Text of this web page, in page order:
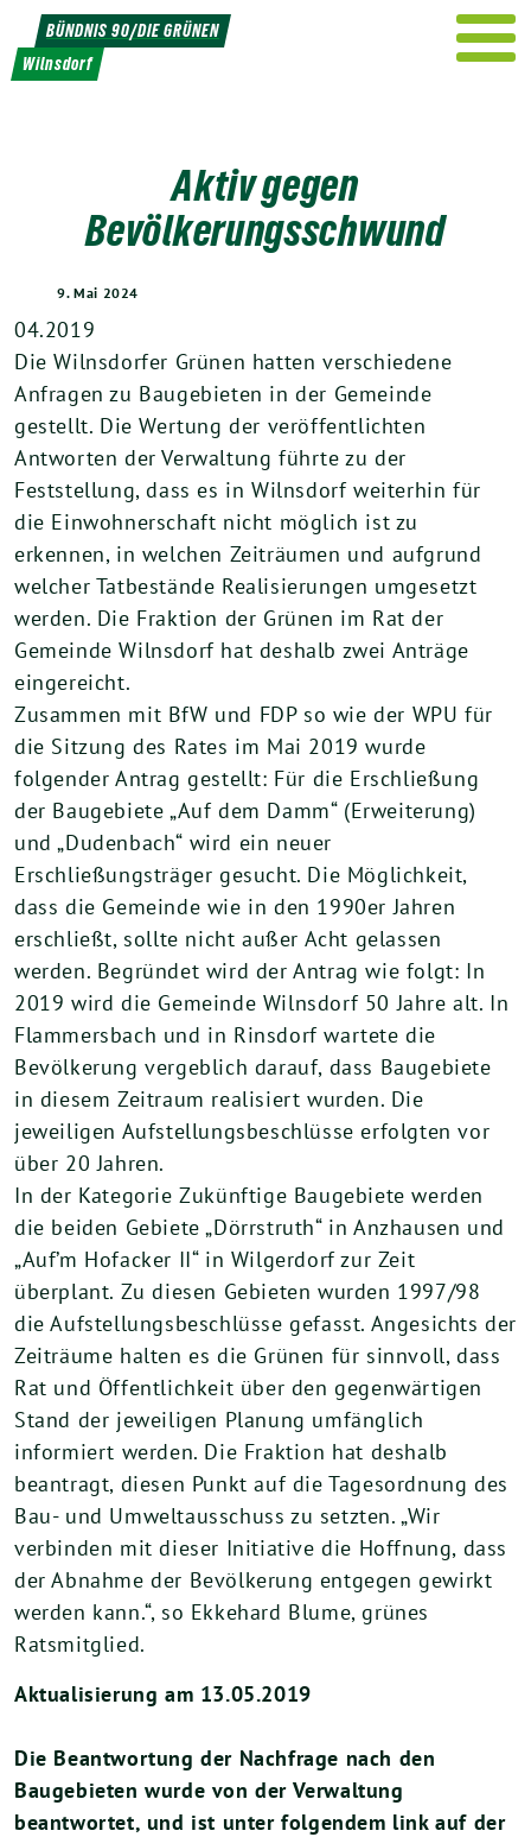
Weiter
zum
Inhalt
BÜNDNIS 90/DIE GRÜNEN
Wilnsdorf
Aktiv gegen
Bevölkerungsschwund
9. Mai 2024
04.2019
Die Wilnsdorfer Grünen hatten verschiedene
Anfragen zu Baugebieten in der Gemeinde
gestellt. Die Wertung der veröffentlichten
Antworten der Verwaltung führte zu der
Feststellung, dass es in Wilnsdorf weiterhin für
die Einwohnerschaft nicht möglich ist zu
erkennen, in welchen Zeiträumen und aufgrund
welcher Tatbestände Realisierungen umgesetzt
werden. Die Fraktion der Grünen im Rat der
Gemeinde Wilnsdorf hat deshalb zwei Anträge
eingereicht.
Zusammen mit BfW und FDP so wie der WPU für
die Sitzung des Rates im Mai 2019 wurde
folgender Antrag gestellt: Für die Erschließung
der Baugebiete „Auf dem Damm“ (Erweiterung)
und „Dudenbach“ wird ein neuer
Erschließungsträger gesucht. Die Möglichkeit,
dass die Gemeinde wie in den 1990er Jahren
erschließt, sollte nicht außer Acht gelassen
werden. Begründet wird der Antrag wie folgt: In
2019 wird die Gemeinde Wilnsdorf 50 Jahre alt. In
Flammersbach und in Rinsdorf wartete die
Bevölkerung vergeblich darauf, dass Baugebiete
in diesem Zeitraum realisiert wurden. Die
jeweiligen Aufstellungsbeschlüsse erfolgten vor
über 20 Jahren.
In der Kategorie Zukünftige Baugebiete werden
die beiden Gebiete „Dörrstruth“ in Anzhausen und
„Auf’m Hofacker II“ in Wilgerdorf zur Zeit
überplant. Zu diesen Gebieten wurden 1997/98
die Aufstellungsbeschlüsse gefasst. Angesichts der
Zeiträume halten es die Grünen für sinnvoll, dass
Rat und Öffentlichkeit über den gegenwärtigen
Stand der jeweiligen Planung umfänglich
informiert werden. Die Fraktion hat deshalb
beantragt, diesen Punkt auf die Tagesordnung des
Bau- und Umweltausschuss zu setzten. „Wir
verbinden mit dieser Initiative die Hoffnung, dass
der Abnahme der Bevölkerung entgegen gewirkt
werden kann.“, so Ekkehard Blume, grünes
Ratsmitglied.
Aktualisierung am 13.05.2019
Die Beantwortung der Nachfrage nach den
Baugebieten wurde von der Verwaltung
beantwortet, und ist unter folgendem link auf der